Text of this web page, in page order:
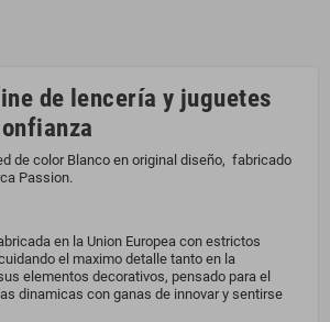
de lencería y juguetes
de color Blanco en original diseño, fabricado
Passion.
en la Union Europea con estrictos
el maximo detalle tanto en la
elementos decorativos, pensado para el
dinamicas con ganas de innovar y sentirse